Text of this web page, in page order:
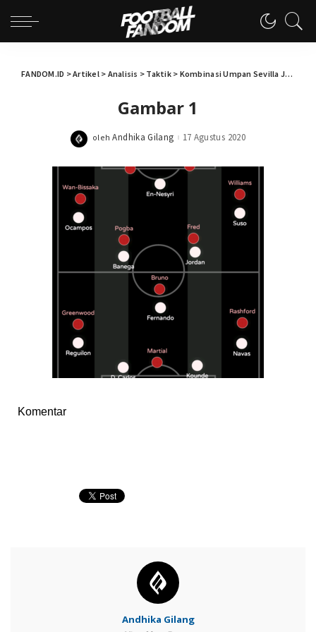
FANDOM.ID >Artikel> Analisis > Taktik> Kombinasi Umpan Sevilla Jungkalkan Manchester United
Gambar 1
Posted
oleh Andhika Gilang 17 Agustus 2020
Komentar
Andhika Gilang